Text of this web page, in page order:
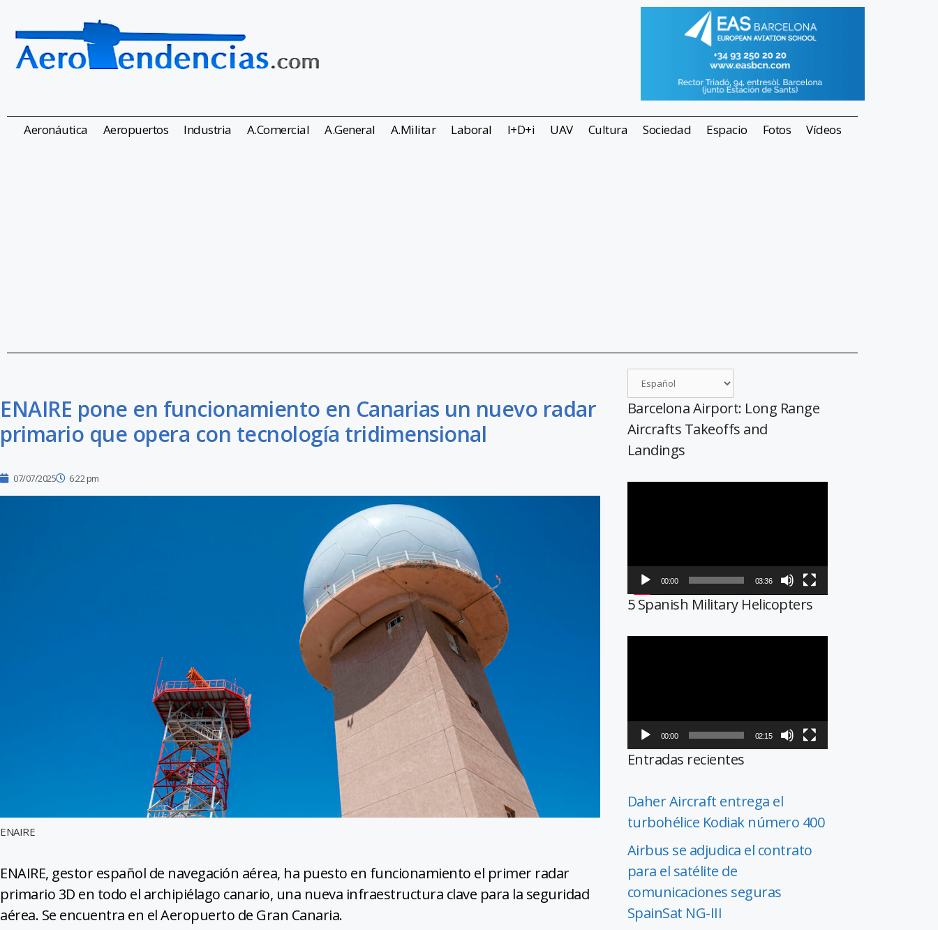
Aeronáutica Aeropuertos Industria A.Comercial A.General A.Militar Laboral I+D+i UAV Cultura Sociedad Espacio Fotos Vídeos
ENAIRE pone en funcionamiento en Canarias un nuevo radar
primario que opera con tecnología tridimensional
07/07/2025 6:22 pm
ENAIRE
ENAIRE, gestor español de navegación aérea, ha puesto en funcionamiento el primer radar
primario 3D en todo el archipiélago canario, una nueva infraestructura clave para la seguridad
aérea. Se encuentra en el Aeropuerto de Gran Canaria.
Barcelona Airport: Long Range
Aircrafts Takeoffs and
Landings
00:00 03:36
5 Spanish Military Helicopters
00:00 02:15
Entradas recientes
Daher Aircraft entrega el
turbohélice Kodiak número 400
Airbus se adjudica el contrato
para el satélite de
comunicaciones seguras
SpainSat NG-III